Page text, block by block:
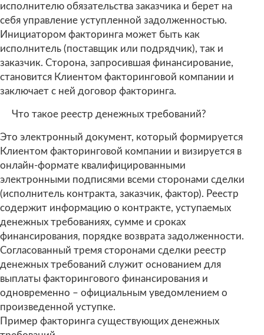
исполнителю обязательства заказчика и берет на
себя управление уступленной задолженностью.
Инициатором факторинга может быть как
исполнитель (поставщик или подрядчик), так и
заказчик. Сторона, запросившая финансирование,
становится Клиентом факторинговой компании и
заключает с ней договор факторинга.
Что такое реестр денежных требований?
Это электронный документ, который формируется
Клиентом факторинговой компании и визируется в
онлайн-формате квалифицированными
электронными подписями всеми сторонами сделки
(исполнитель контракта, заказчик, фактор). Реестр
содержит информацию о контракте, уступаемых
денежных требованиях, сумме и сроках
финансирования, порядке возврата задолженности.
Согласованный тремя сторонами сделки реестр
денежных требований служит основанием для
выплаты факторингового финансирования и
одновременно – официальным уведомлением о
произведенной уступке.
Пример факторинга существующих денежных